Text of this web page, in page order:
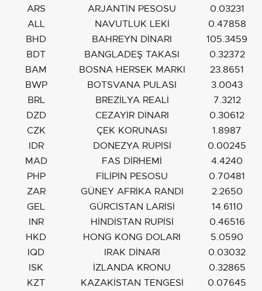
ARS
ARJANTİN PESOSU
0.03231
ALL
NAVUTLUK LEKİ
0.47858
BHD
BAHREYN DİNARI
105.3459
BDT
BANGLADEŞ TAKASI
0.32372
BAM
BOSNA HERSEK MARKI
23.8651
BWP
BOTSVANA PULASI
3.0043
BRL
BREZİLYA REALİ
7.3212
DZD
CEZAYİR DİNARI
0.30612
CZK
ÇEK KORUNASI
1.8987
IDR
DONEZYA RUPİSİ
0.00245
MAD
FAS DİRHEMİ
4.4240
PHP
FİLİPİN PESOSU
0.70481
ZAR
GÜNEY AFRİKA RANDI
2.2650
GEL
GÜRCİSTAN LARİSİ
14.6110
INR
HİNDİSTAN RUPİSİ
0.46516
HKD
HONG KONG DOLARI
5.0590
IQD
IRAK DİNARI
0.03032
ISK
İZLANDA KRONU
0.32865
KZT
KAZAKİSTAN TENGESİ
0.07645